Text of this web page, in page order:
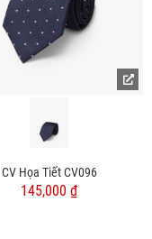
CV Họa Tiết CV096
145,000 ₫